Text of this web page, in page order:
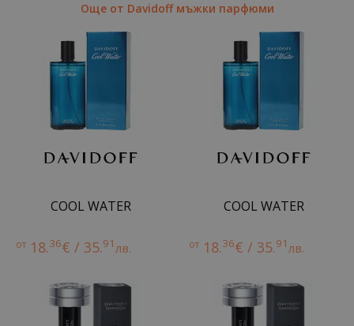
Още от Davidoff мъжки парфюми
COOL WATER
от 18.36€ / 35.91лв.
COOL WATER
от 18.36€ / 35.91лв.